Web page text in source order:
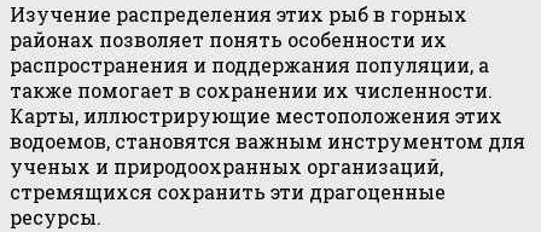
Изучение распределения этих рыб в горных
районах позволяет понять особенности их
распространения и поддержания популяции, а
также помогает в сохранении их численности.
Карты, иллюстрирующие местоположения этих
водоемов, становятся важным инструментом для
ученых и природоохранных организаций,
стремящихся сохранить эти драгоценные
ресурсы.